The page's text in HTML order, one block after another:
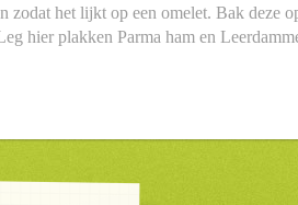
zodat het lijkt op een omelet. Bak deze
hier plakken Parma ham en